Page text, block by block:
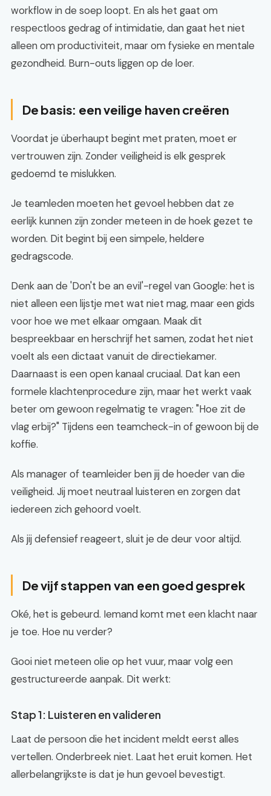
workflow in de soep loopt. En als het gaat om
respectloos gedrag of intimidatie, dan gaat het niet
alleen om productiviteit, maar om fysieke en mentale
gezondheid. Burn-outs liggen op de loer.
De basis: een veilige haven creëren
Voordat je überhaupt begint met praten, moet er
vertrouwen zijn. Zonder veiligheid is elk gesprek
gedoemd te mislukken.
Je teamleden moeten het gevoel hebben dat ze
eerlijk kunnen zijn zonder meteen in de hoek gezet te
worden. Dit begint bij een simpele, heldere
gedragscode.
Denk aan de 'Don't be an evil'-regel van Google: het is
niet alleen een lijstje met wat niet mag, maar een gids
voor hoe we met elkaar omgaan. Maak dit
bespreekbaar en herschrijf het samen, zodat het niet
voelt als een dictaat vanuit de directiekamer.
Daarnaast is een open kanaal cruciaal. Dat kan een
formele klachtenprocedure zijn, maar het werkt vaak
beter om gewoon regelmatig te vragen: "Hoe zit de
vlag erbij?" Tijdens een teamcheck-in of gewoon bij de
koffie.
Als manager of teamleider ben jij de hoeder van die
veiligheid. Jij moet neutraal luisteren en zorgen dat
iedereen zich gehoord voelt.
Als jij defensief reageert, sluit je de deur voor altijd.
De vijf stappen van een goed gesprek
Oké, het is gebeurd. Iemand komt met een klacht naar
je toe. Hoe nu verder?
Gooi niet meteen olie op het vuur, maar volg een
gestructureerde aanpak. Dit werkt:
Stap 1: Luisteren en valideren
Laat de persoon die het incident meldt eerst alles
vertellen. Onderbreek niet. Laat het eruit komen. Het
allerbelangrijkste is dat je hun gevoel bevestigt.